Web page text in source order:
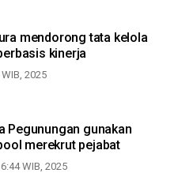
mendorong tata kelola
kinerja
2025
Pegunungan gunakan
merekrut pejabat
WIB, 2025